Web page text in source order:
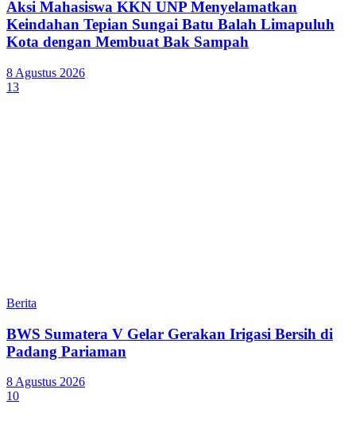
Aksi Mahasiswa KKN UNP Menyelamatkan
Keindahan Tepian Sungai Batu Balah Limapuluh
Kota dengan Membuat Bak Sampah
8 Agustus 2026
13
Berita
BWS Sumatera V Gelar Gerakan Irigasi Bersih di
Padang Pariaman
8 Agustus 2026
10